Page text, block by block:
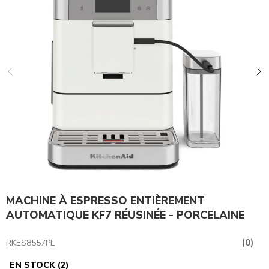
MACHINE À ESPRESSO ENTIÈREMENT
AUTOMATIQUE KF7 RÉUSINÉE - PORCELAINE
RKES8557PL (0)
EN STOCK (2)